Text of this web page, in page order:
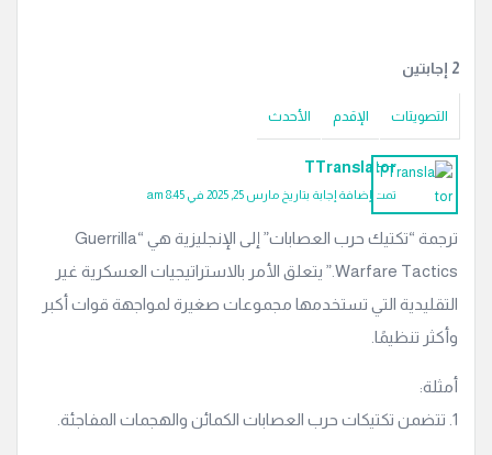
‫2 إجابتين
التصويتات الإقدم الأحدث
TTranslator
تمت إضافة إجابة بتاريخ مارس 25, 2025 في 8:45 am
ترجمة “تكتيك حرب العصابات” إلى الإنجليزية هي “Guerrilla
Warfare Tactics.” يتعلق الأمر بالاستراتيجيات العسكرية غير
التقليدية التي تستخدمها مجموعات صغيرة لمواجهة قوات أكبر
وأكثر تنظيمًا.
أمثلة:
1. تتضمن تكتيكات حرب العصابات الكمائن والهجمات المفاجئة.